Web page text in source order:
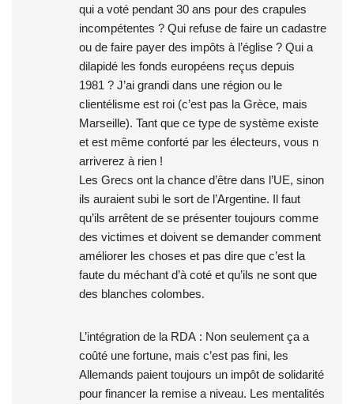
qui a voté pendant 30 ans pour des crapules
incompétentes ? Qui refuse de faire un cadastre
ou de faire payer des impôts à l’église ? Qui a
dilapidé les fonds européens reçus depuis
1981 ? J’ai grandi dans une région ou le
clientélisme est roi (c’est pas la Grèce, mais
Marseille). Tant que ce type de système existe
et est même conforté par les électeurs, vous n
arriverez à rien !
Les Grecs ont la chance d’être dans l’UE, sinon
ils auraient subi le sort de l’Argentine. Il faut
qu’ils arrêtent de se présenter toujours comme
des victimes et doivent se demander comment
améliorer les choses et pas dire que c’est la
faute du méchant d’à coté et qu’ils ne sont que
des blanches colombes.
L’intégration de la RDA : Non seulement ça a
coûté une fortune, mais c’est pas fini, les
Allemands paient toujours un impôt de solidarité
pour financer la remise a niveau. Les mentalités